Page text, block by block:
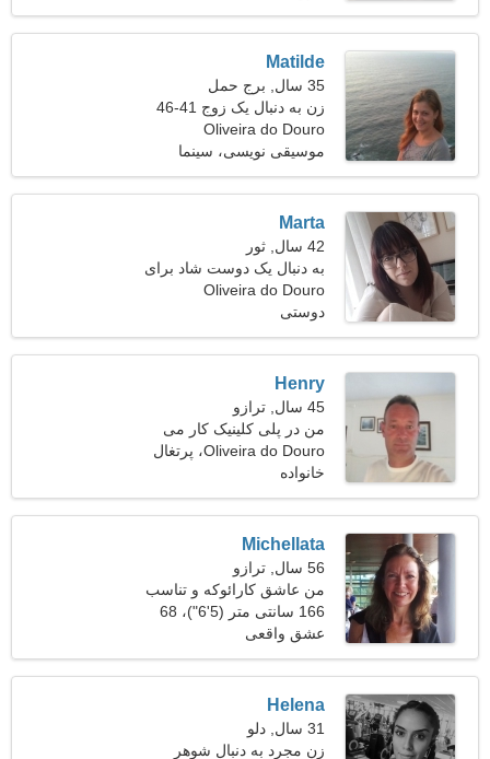
Matilde
35 سال, برج حمل
زن به دنبال یک زوج 41-46
Oliveira do Douro
موسیقی نویسی، سینما
Marta
42 سال, ثور
به دنبال یک دوست شاد برای
اسکی با هم هستم
Oliveira do Douro
دوستی
Henry
45 سال, ترازو
من در پلی کلینیک کار می
کنم به یک خانم حساس
نیازمندم
Oliveira do Douro، پرتغال
خانواده
Michellata
56 سال, ترازو
من عاشق کارائوکه و تناسب
اندام هستم
166 سانتی متر (5'6")، 68
کیلوگرم (149 پوند)
عشق واقعی
Helena
31 سال, دلو
زن مجرد به دنبال شوهر